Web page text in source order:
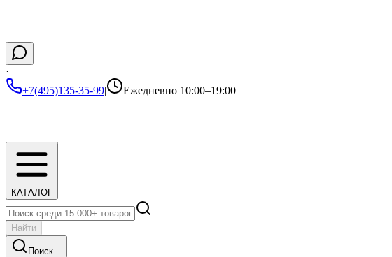
·
+7(495)135-35-99| Ежедневно 10:00–19:00
КАТАЛОГ
Найти
Поиск...